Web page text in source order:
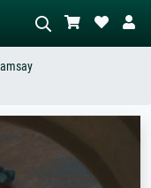
de scène – bijv. groene
met veel rood, donker
staand naakt naast